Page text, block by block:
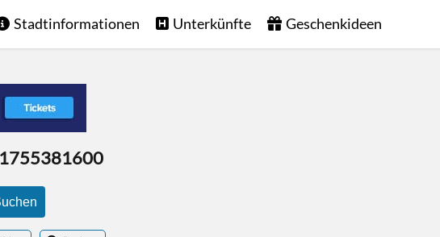
Stadtinformationen Unterkünfte Geschenkideen